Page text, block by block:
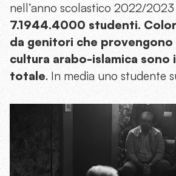
nell’anno scolastico 2022/2023
7.1944.4000 studenti.
da genitori che provengono
cultura arabo-islamica sono
totale. In media uno studente